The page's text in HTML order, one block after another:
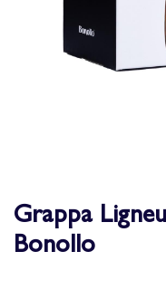
Grappa
Bonollo